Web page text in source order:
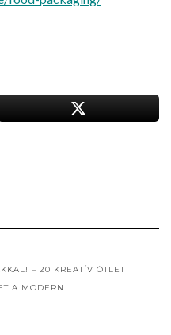
– 20 KREATÍV ÖTLET
A MODERN